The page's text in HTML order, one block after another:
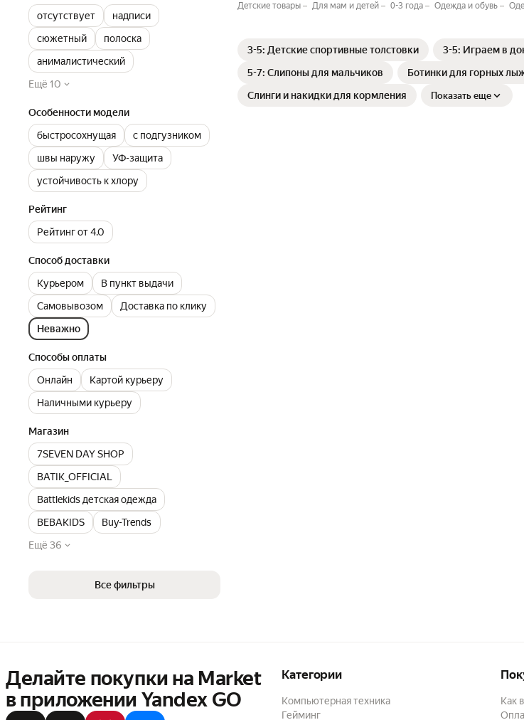
отсутствует
надписи
сюжетный
полоска
анималистический
Ещё 10
Особенности модели
быстросохнущая
с подгузником
швы наружу
УФ-защита
устойчивость к хлору
Рейтинг
Рейтинг от 4.0
Способ доставки
Курьером
В пункт выдачи
Самовывозом
Доставка по клику
Неважно
Способы оплаты
Онлайн
Картой курьеру
Наличными курьеру
Магазин
7SEVEN DAY SHOP
BATIK_OFFICIAL
Battlekids детская одежда
BEBAKIDS
Buy-Trends
Ещё 36
Все фильтры
Детские товары Для мам и детей 0-3 года Одежда и обувь
3-5: Детские спортивные толстовки 3-5: Играем в
5-7: Слипоны для мальчиков
Ботинки для горных
Слинги и накидки для кормления
Показать еще
Делайте покупки на Market
в приложении Yandex GO
Категории
Компьютерная техника
Гейминг
Как